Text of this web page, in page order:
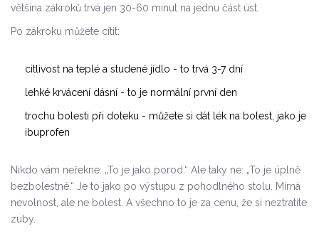
většina zákroků trvá jen 30-60 minut na jednu část úst.
Po zákroku můžete cítit:
citlivost na teplé a studené jídlo - to trvá 3-7 dní
lehké krvácení dásní - to je normální první den
trochu bolesti při doteku - můžete si dát lék na bolest, jako je
ibuprofen
Nikdo vám neřekne: „To je jako porod.“ Ale taky ne: „To je úplně
bezbolestné.“ Je to jako po výstupu z pohodlného stolu. Mírná
nevolnost, ale ne bolest. A všechno to je za cenu, že si neztratíte
zuby.